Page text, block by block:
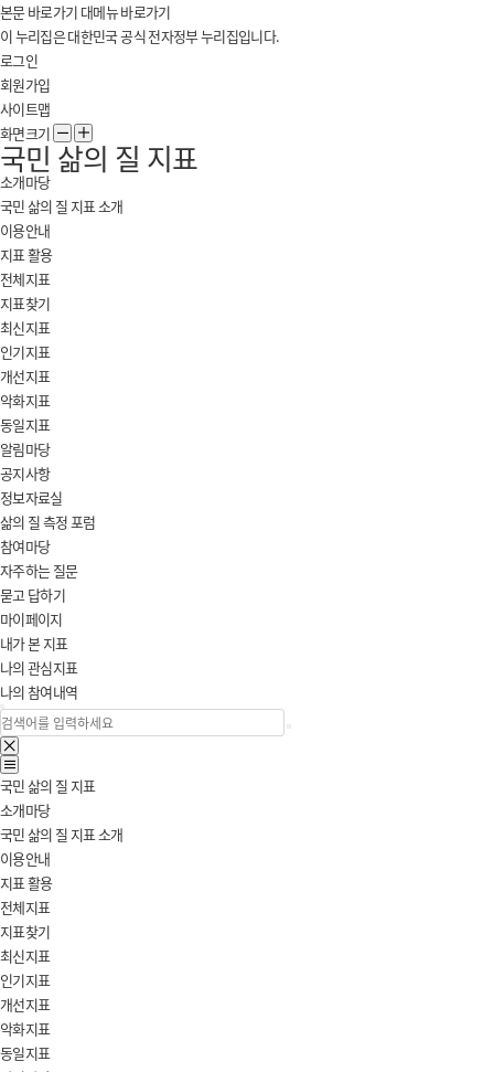
본문 바로가기 대메뉴 바로가기
이 누리집은 대한민국 공식 전자정부 누리집입니다.
로그인
회원가입
사이트맵
화면크기
화
면
축
화
면
확
지
표
누
리
국민 삶의 질 지표
다
시
대
한
민
국!
새
로
운
국
민
의
나
라
소개마당
국민 삶의 질 지표 소개
이용안내
지표 활용
전체지표
지표찾기
최신지표
인기지표
개선지표
악화지표
동일지표
알림마당
공지사항
정보자료실
삶의 질 측정 포럼
참여마당
자주하는 질문
묻고 답하기
마이페이지
내가 본 지표
나의 관심지표
나의 참여내역
검
색
검
색
검
색
닫
기
전
체
메
뉴
열
기
지
표
누
리
국민 삶의 질 지표
소개마당
국민 삶의 질 지표 소개
이용안내
지표 활용
전체지표
지표찾기
최신지표
인기지표
개선지표
악화지표
동일지표